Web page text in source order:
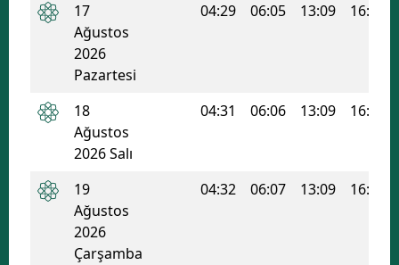
Kütahya
17
Ağustos
2026
Pazartesi
04:29 06:05 13:09 16:58
18
Ağustos
2026 Salı
04:31 06:06 13:09 16:57
19
Ağustos
2026
Çarşamba
04:32 06:07 13:09 16:56